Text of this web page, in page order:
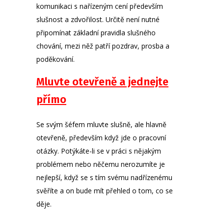
komunikaci s nařízeným cení především
slušnost a zdvořilost. Určitě není nutné
připomínat základní pravidla slušného
chování, mezi něž patří pozdrav, prosba a
poděkování.
Mluvte otevřeně a jednejte
přímo
Se svým šéfem mluvte slušně, ale hlavně
otevřeně, především když jde o pracovní
otázky. Potýkáte-li se v práci s nějakým
problémem nebo něčemu nerozumíte je
nejlepší, když se s tím svému nadřízenému
svěříte a on bude mít přehled o tom, co se
děje.